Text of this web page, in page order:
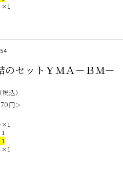
×1
のセットＹＭＡ－ＢＭ－
込）
円＞
×1
×1